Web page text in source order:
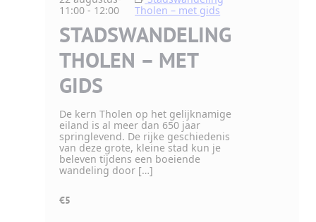
STADSWANDELING
THOLEN – MET
GIDS
11:00 - 12:00
Tholen – met gids
De kern Tholen op het gelijknamige
eiland is al meer dan 650 jaar
springlevend. De rijke geschiedenis
van deze grote, kleine stad kun je
beleven tijdens een boeiende
wandeling door […]
€5